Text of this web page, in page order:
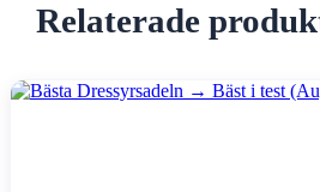
Relaterade